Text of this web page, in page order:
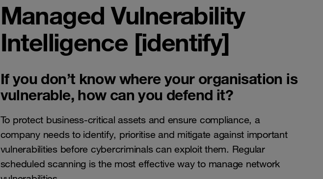
Managed Vulnerability
Intelligence [identify]
If you don’t know where your organisation is
vulnerable, how can you defend it?
To protect business-critical assets and ensure compliance, a
company needs to identify, prioritise and mitigate against important
vulnerabilities before cybercriminals can exploit them. Regular
scheduled scanning is the most effective way to manage network